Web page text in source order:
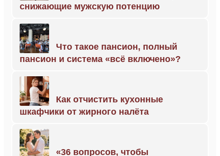
снижающие мужскую потенцию
Что такое пансион, полный
пансион и система «всё включено»?
Как отчистить кухонные
шкафчики от жирного налёта
«36 вопросов, чтобы